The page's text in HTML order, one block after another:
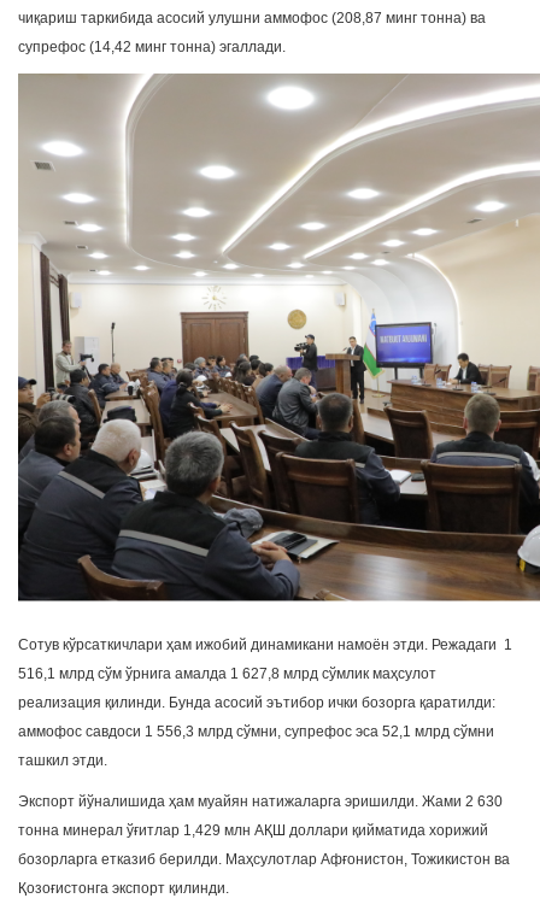
чиқариш таркибида асосий улушни аммофос (208,87 минг тонна) ва
супрефос (14,42 минг тонна) эгаллади.
Сотув кўрсаткичлари ҳам ижобий динамикани намоён этди. Режадаги 1
516,1 млрд сўм ўрнига амалда 1 627,8 млрд сўмлик маҳсулот
реализация қилинди. Бунда асосий эътибор ички бозорга қаратилди:
аммофос савдоси 1 556,3 млрд сўмни, супрефос эса 52,1 млрд сўмни
ташкил этди.
Экспорт йўналишида ҳам муайян натижаларга эришилди. Жами 2 630
тонна минерал ўғитлар 1,429 млн АҚШ доллари қийматида хорижий
бозорларга етказиб берилди. Маҳсулотлар Афғонистон, Тожикистон ва
Қозоғистонга экспорт қилинди.